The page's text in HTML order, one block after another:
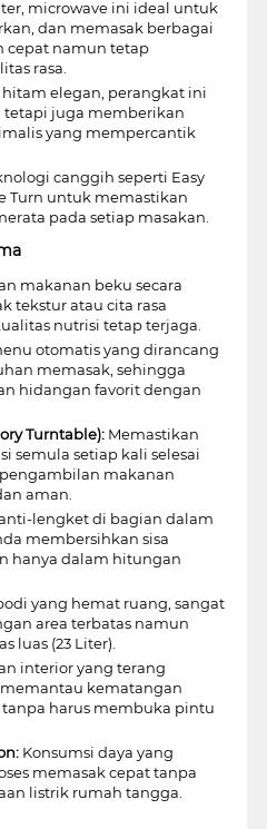
microwave ini ideal untuk
dan memasak berbagai
cepat namun tetap
rasa.
elegan, perangkat ini
tetapi juga memberikan
yang mempercantik
canggih seperti Easy
Turn untuk memastikan
pada setiap masakan.
makanan beku secara
tekstur atau cita rasa
nutrisi tetap terjaga.
otomatis yang dirancang
memasak, sehingga
hidangan favorit dengan
Turntable):Memastikan
semula setiap kali selesai
makanan
aman.
lengket di bagian dalam
membersihkan sisa
hanya dalam hitungan
yang hemat ruang, sangat
area terbatas namun
luas (23 Liter).
interior yang terang
kematangan
harus membuka pintu
Konsumsi daya yang
memasak cepat tanpa
listrik rumah tangga.